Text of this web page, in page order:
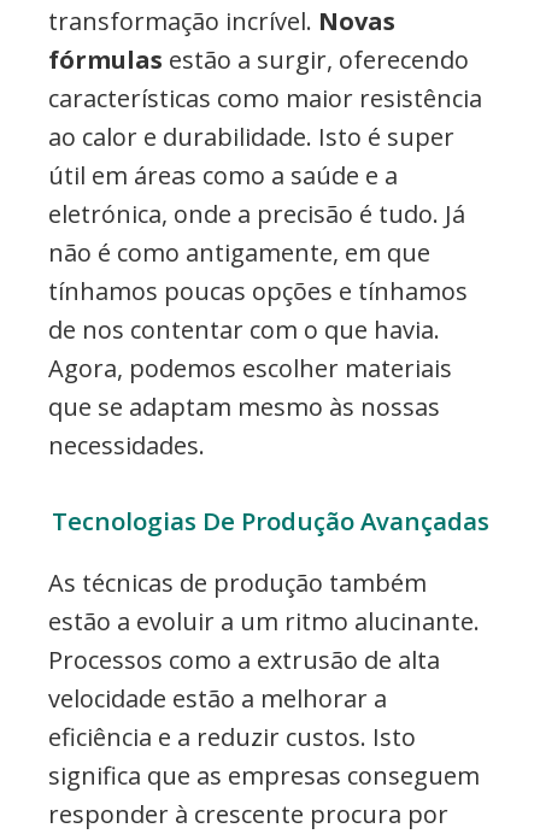
transformação incrível. Novas
fórmulas estão a surgir, oferecendo
características como maior resistência
ao calor e durabilidade. Isto é super
útil em áreas como a saúde e a
eletrónica, onde a precisão é tudo. Já
não é como antigamente, em que
tínhamos poucas opções e tínhamos
de nos contentar com o que havia.
Agora, podemos escolher materiais
que se adaptam mesmo às nossas
necessidades.
Tecnologias De Produção Avançadas
As técnicas de produção também
estão a evoluir a um ritmo alucinante.
Processos como a extrusão de alta
velocidade estão a melhorar a
eficiência e a reduzir custos. Isto
significa que as empresas conseguem
responder à crescente procura por